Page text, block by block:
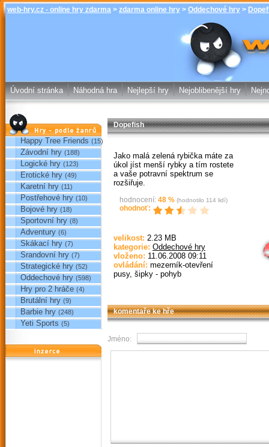
web-hry.cz - online hry zdarma > zdarma online hry > Oddechové hry >
Dopefish -
online hry
Úvodní stránka Náhodná hra Nejlepší hry Nejoblibenější hry
Hry podle žánrů
Happy Tree Friends (15)
Závodní hry (188)
Logické hry (123)
Erotické hry (49)
Karetní hry (11)
Postřehové hry (10)
Bojové hry (18)
Sportovní hry (8)
Adventury (6)
Skákací hry (7)
Srandovní hry (7)
Strategické hry (52)
Oddechové hry (598)
Hry pro 2 hráče (4)
Brutální hry (9)
Barbie hry (248)
Yeti Sports (5)
reklama
Dopefish
Jako malá zelená rybička máte za
úkol jíst menší rybky a tím rostete
a vaše potravní spektrum se
rozšiřuje.
hodnocení: 48 % (hodnotilo 114 lidí)
ohodnoť:
velikost: 2.23 MB
kategorie: Oddechové hry
vloženo: 11.06.2008 09:11
ovládání: mezerník-otevření
pusy, šipky - pohyb
komentaře ke hře
Jméno: